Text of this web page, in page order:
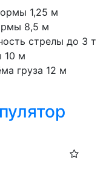
1,25 м
8,5 м
стрелы до 3 т
10 м
груза 12 м